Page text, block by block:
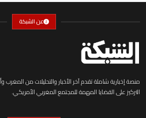
عن الشبكة
منصة إخبارية شاملة تقدم آخر الأخبار والتحليلات من المغرب
التركيز على القضايا المهمة للمجتمع المغربي الأمريكي.